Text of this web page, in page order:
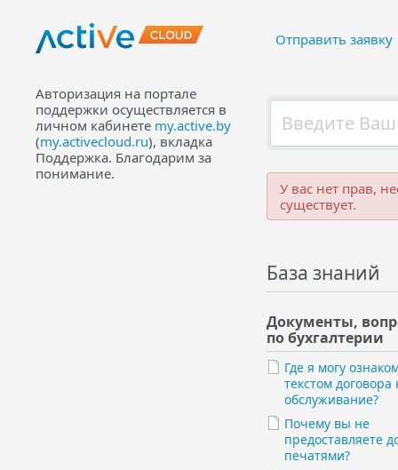
Отправить заявку
Авторизация на портале
поддержки осуществляется в
личном кабинете my.active.by
(my.activecloud.ru), вкладка
Поддержка. Благодарим за
понимание.
У вас нет прав,
существует.
База знаний
Документы,
по бухгалтерии
Где я могу
текстом договора
обслуживание?
Почему вы не
предоставляете
печатями?